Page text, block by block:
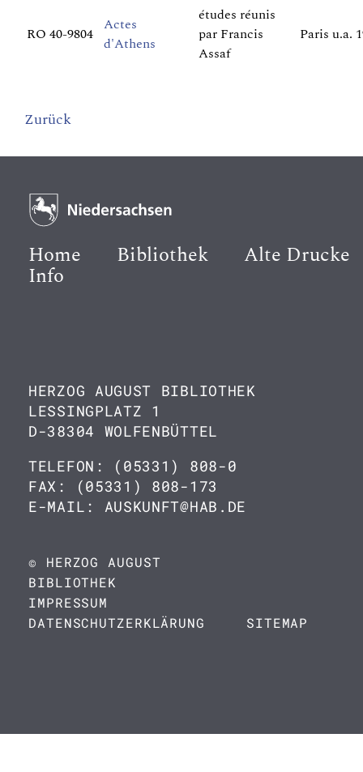
RO 40-9804 Actes
d'Athens
études réunis
par Francis
Assaf
Paris u.a.
Zurück
Home Bibliothek Alte Drucke
Info
HERZOG AUGUST BIBLIOTHEK
LESSINGPLATZ 1
D-38304 WOLFENBÜTTEL
TELEFON: (05331) 808-0
FAX: (05331) 808-173
E-MAIL: AUSKUNFT@HAB.DE
© HERZOG AUGUST
BIBLIOTHEK
IMPRESSUM
DATENSCHUTZERKLÄRUNG
SITEMAP